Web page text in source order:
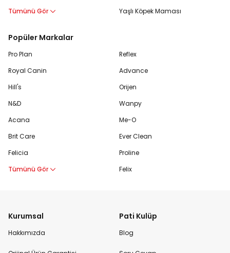
Tümünü Gör
Yaşlı Köpek Maması
Popüler Markalar
Pro Plan
Royal Canin
Hill's
N&D
Acana
Brit Care
Felicia
Tümünü Gör
Reflex
Advance
Orijen
Wanpy
Me-O
Ever Clean
Proline
Felix
Kurumsal
Hakkımızda
Pati Kulüp
Blog